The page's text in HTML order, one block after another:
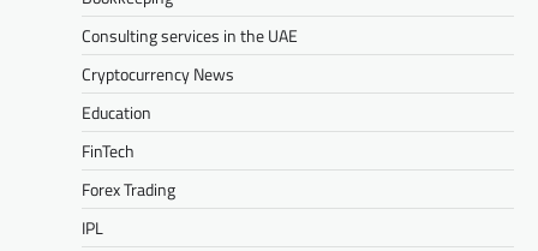
Consulting services in the UAE
Cryptocurrency News
Education
FinTech
Forex Trading
IPL